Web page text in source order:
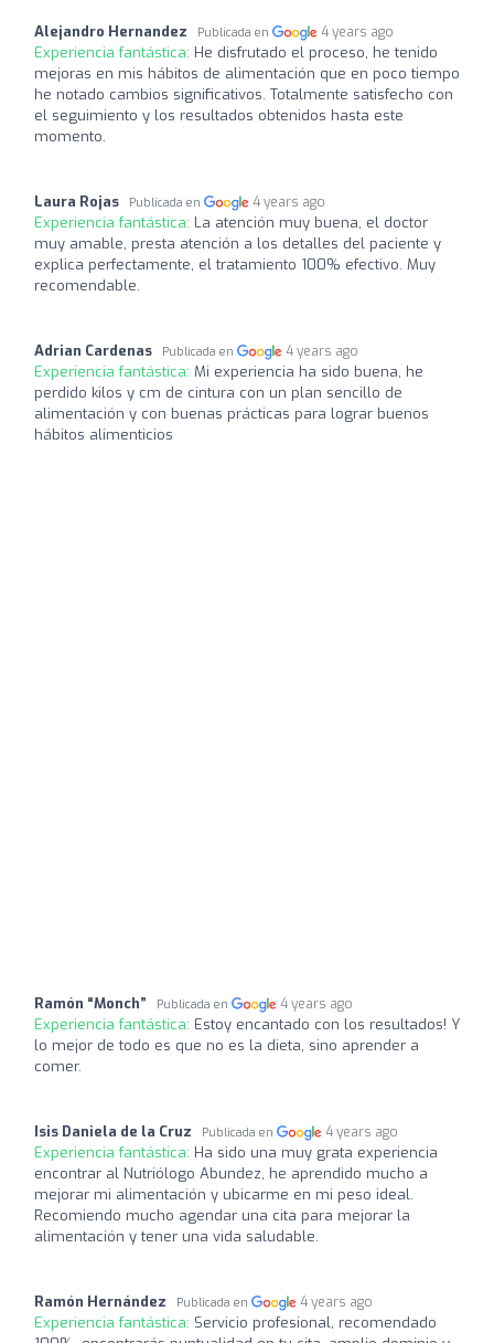
Alejandro Hernandez Publicada en 4 years ago
Experiencia fantástica: He disfrutado el proceso, he tenido
mejoras en mis hábitos de alimentación que en poco tiempo
he notado cambios significativos. Totalmente satisfecho con
el seguimiento y los resultados obtenidos hasta este
momento.
Laura Rojas Publicada en 4 years ago
Experiencia fantástica: La atención muy buena, el doctor
muy amable, presta atención a los detalles del paciente y
explica perfectamente, el tratamiento 100% efectivo. Muy
recomendable.
Adrian Cardenas Publicada en 4 years ago
Experiencia fantástica: Mi experiencia ha sido buena, he
perdido kilos y cm de cintura con un plan sencillo de
alimentación y con buenas prácticas para lograr buenos
hábitos alimenticios
Ramón “Monch” Publicada en 4 years ago
Experiencia fantástica: Estoy encantado con los resultados! Y
lo mejor de todo es que no es la dieta, sino aprender a
comer.
Isis Daniela de la Cruz Publicada en 4 years ago
Experiencia fantástica: Ha sido una muy grata experiencia
encontrar al Nutriólogo Abundez, he aprendido mucho a
mejorar mi alimentación y ubicarme en mi peso ideal.
Recomiendo mucho agendar una cita para mejorar la
alimentación y tener una vida saludable.
Ramón Hernández Publicada en 4 years ago
Experiencia fantástica: Servicio profesional, recomendado